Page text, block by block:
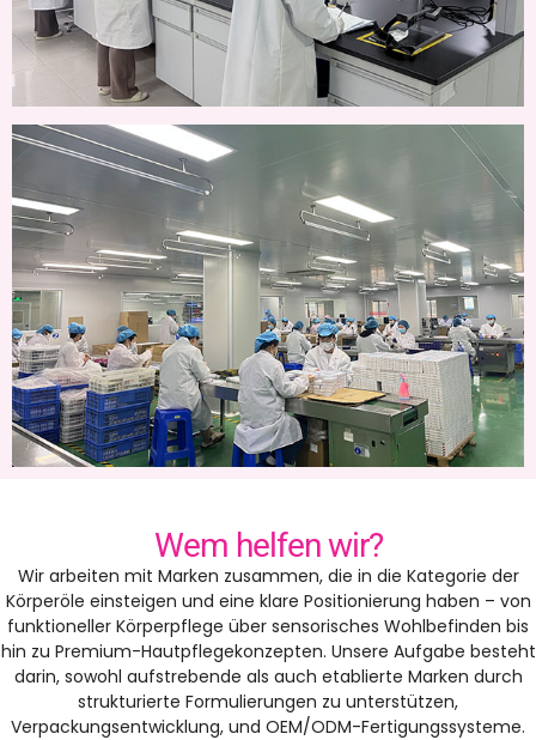
Wem helfen wir?
Wir arbeiten mit Marken zusammen, die in die Kategorie der
Körperöle einsteigen und eine klare Positionierung haben – von
funktioneller Körperpflege über sensorisches Wohlbefinden bis
hin zu Premium-Hautpflegekonzepten. Unsere Aufgabe besteht
darin, sowohl aufstrebende als auch etablierte Marken durch
strukturierte Formulierungen zu unterstützen,
Verpackungsentwicklung, und OEM/ODM-Fertigungssysteme.